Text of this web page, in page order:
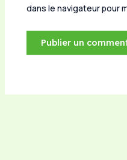
dans le navigateur pour